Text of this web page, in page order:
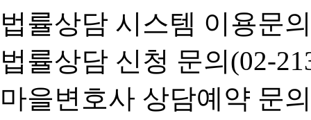
법률상담 시스템 이용문
법률상담 신청 문의(02-
마을변호사 상담예약 문